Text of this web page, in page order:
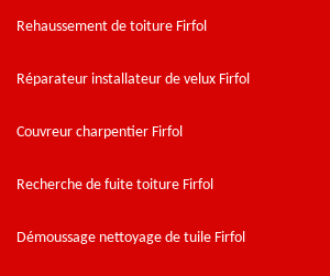
Rehaussement de toiture Firfol
Réparateur installateur de velux Firfol
Couvreur charpentier Firfol
Recherche de fuite toiture Firfol
Démoussage nettoyage de tuile Firfol